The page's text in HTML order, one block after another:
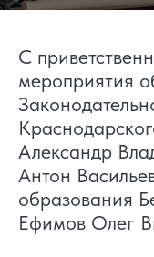
С
мероприятия
Александр
Антон
образования
Ефимов Олег